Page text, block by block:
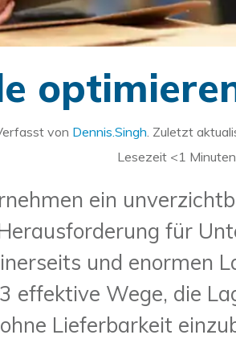
von Dennis.Singh. Zuletzt
Lesezeit <1
ein
für
und enormen
effektive Wege, die
Lieferbarkeit